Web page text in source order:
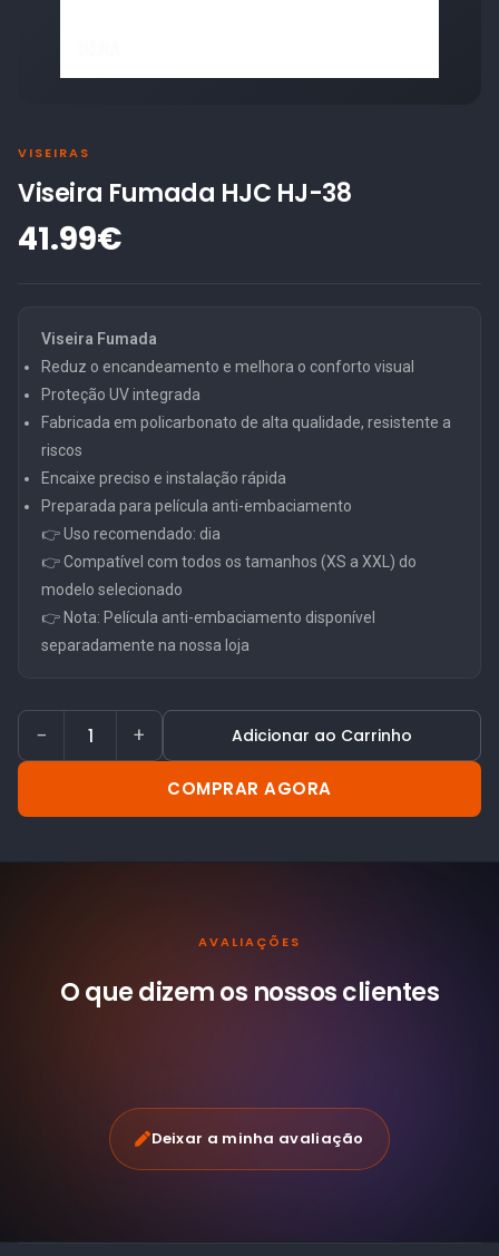
VISEIRAS
Viseira Fumada HJC HJ-38
41.99€
Viseira Fumada
Reduz o encandeamento e melhora o conforto visual
Proteção UV integrada
Fabricada em policarbonato de alta qualidade, resistente a
riscos
Encaixe preciso e instalação rápida
Preparada para película anti-embaciamento
👉 Uso recomendado: dia
👉 Compatível com todos os tamanhos (XS a XXL) do
modelo selecionado
👉 Nota: Película anti-embaciamento disponível
separadamente na nossa loja
− + Adicionar ao Carrinho
COMPRAR AGORA
AVALIAÇÕES
O que dizem os nossosclientes
Deixar a minha avaliação